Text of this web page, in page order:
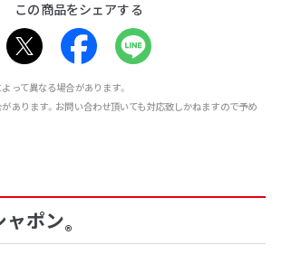
この商品をシェアする
って異なる場合があります。
あります。お問い合わせ頂いても対応致しかねますので予め
ャポン®